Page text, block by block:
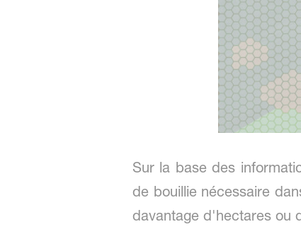
Sur la base des
de bouillie nécessaire
davantage d'hectares ou